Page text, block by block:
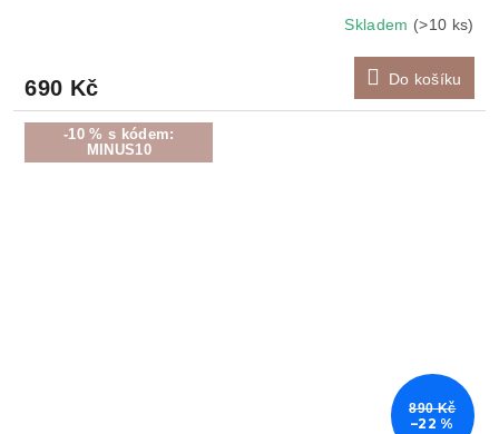
Skladem (>10 ks)
690 Kč Do košíku
-10 % s kódem:
MINUS10
890 Kč
–22 %